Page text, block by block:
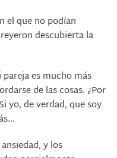
el que no podían
descubierta la
es mucho más
de las cosas. ¿Por
yo, de verdad, que soy
y los